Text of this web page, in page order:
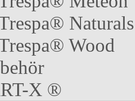
Naturals
Wood
X ®